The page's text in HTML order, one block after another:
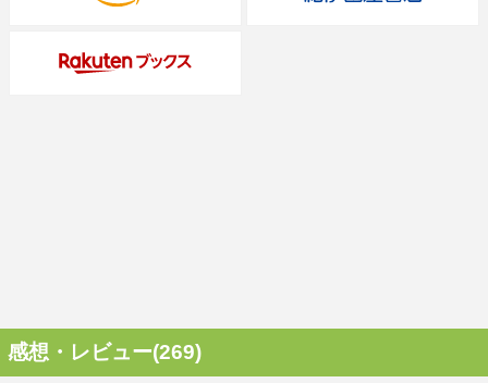
感想・レビュー(269)